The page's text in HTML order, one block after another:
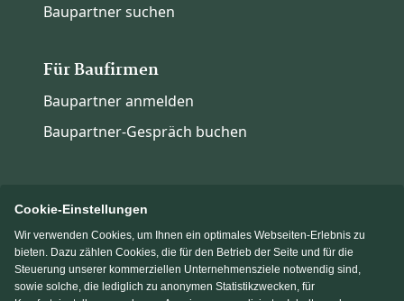
Baupartner suchen
Für Baufirmen
Baupartner anmelden
Baupartner-Gespräch buchen
Immowelt.de Bauen.de
Cookie-Einstellungen
Wir verwenden Cookies, um Ihnen ein optimales Webseiten-Erlebnis zu
bieten. Dazu zählen Cookies, die für den Betrieb der Seite und für die
Steuerung unserer kommerziellen Unternehmensziele notwendig sind,
sowie solche, die lediglich zu anonymen Statistikzwecken, für